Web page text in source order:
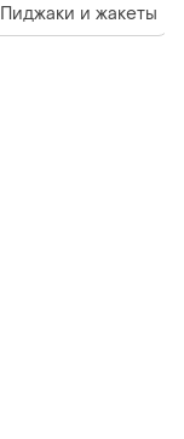
Пиджаки и жакеты